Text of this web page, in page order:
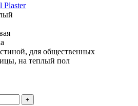
Plaster
для общественных
на теплый пол